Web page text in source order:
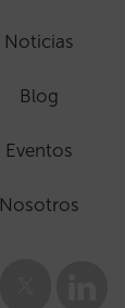
Noticias
Blog
Eventos
Nosotros